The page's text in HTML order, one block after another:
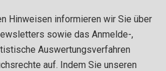
Hinweisen informieren wir Sie über
sowie das Anmelde-,
Auswertungsverfahren
auf. Indem Sie unseren